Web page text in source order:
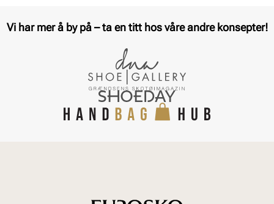
Vi har mer å by på – ta en titt hos våre andre konsepter!